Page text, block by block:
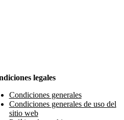
legales
Condiciones generales
Condiciones generales de uso del
sitio web